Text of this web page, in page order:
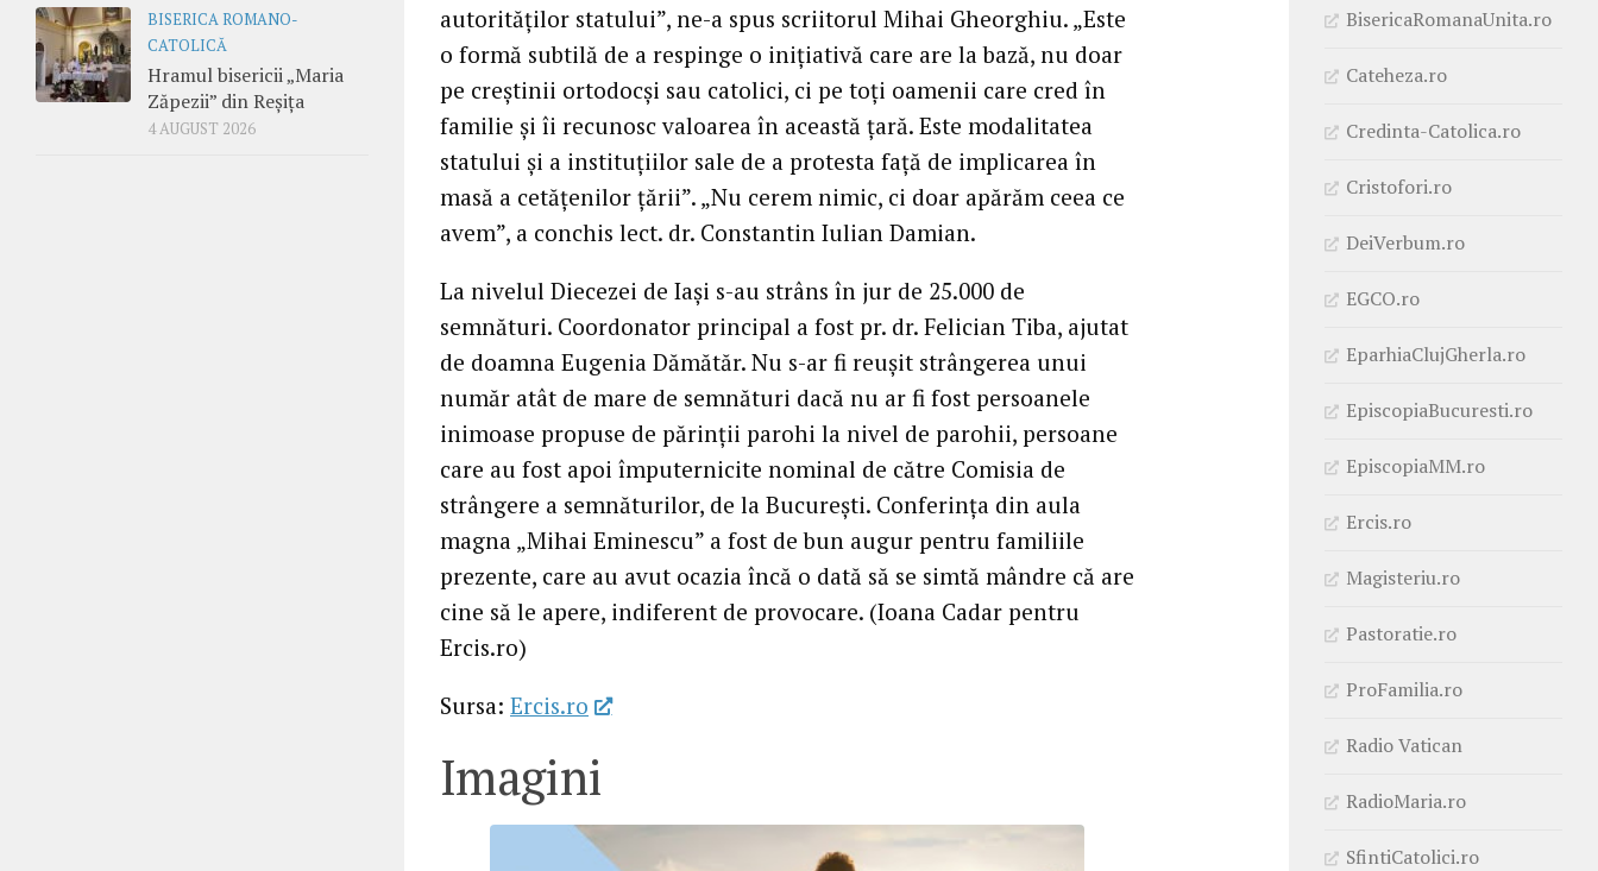
autorităților statului”, ne-a spus scriitorul Mihai Gheorghiu. „Este
o formă subtilă de a respinge o inițiativă care are la bază, nu doar
pe creștinii ortodocși sau catolici, ci pe toți oamenii care cred în
familie și îi recunosc valoarea în această țară. Este modalitatea
statului și a instituțiilor sale de a protesta față de implicarea în
masă a cetățenilor țării”. „Nu cerem nimic, ci doar apărăm ceea ce
avem”, a conchis lect. dr. Constantin Iulian Damian.
La nivelul Diecezei de Iași s-au strâns în jur de 25.000 de
semnături. Coordonator principal a fost pr. dr. Felician Tiba, ajutat
de doamna Eugenia Dămătăr. Nu s-ar fi reușit strângerea unui
număr atât de mare de semnături dacă nu ar fi fost persoanele
inimoase propuse de părinții parohi la nivel de parohii, persoane
care au fost apoi împuternicite nominal de către Comisia de
strângere a semnăturilor, de la București. Conferința din aula
magna „Mihai Eminescu” a fost de bun augur pentru familiile
prezente, care au avut ocazia încă o dată să se simtă mândre că are
cine să le apere, indiferent de provocare. (Ioana Cadar pentru
Ercis.ro)
Sursa: Ercis.ro
Imagini
BISERICA ROMANO-
CATOLICĂ
Hramul bisericii „Maria
Zăpezii” din Reșița
4 AUGUST 2026
BisericaRomanaUnita.ro
Cateheza.ro
Credinta-Catolica.ro
Cristofori.ro
DeiVerbum.ro
EGCO.ro
EparhiaClujGherla.ro
EpiscopiaBucuresti.ro
EpiscopiaMM.ro
Ercis.ro
Magisteriu.ro
Pastoratie.ro
ProFamilia.ro
Radio Vatican
RadioMaria.ro
SfintiCatolici.ro